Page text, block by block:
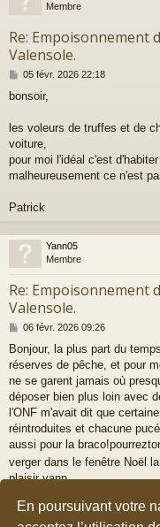
En poursuivant votre
Membre
Re: Empoisonnement
Valensole.
M
s
a
g
05 févr. 2026 22:18
bonsoir,
les voleurs de truffes et de
voiture,
pour moi l'idéal c'est
malheureusement ce n'est
Patrick
Yann05
Membre
Re: Empoisonnement
Valensole.
M
s
s
a
g
e
06 févr. 2026 09:26
Bonjour, la plus part du
réserves de pêche, et pour
ne se garent jamais où
déposer bien plus loin avec
l'ONF m'avait dit que
réintroduites et chacune
aussi pour la
verger dans le fenêtre Noël
plaisir yann
10